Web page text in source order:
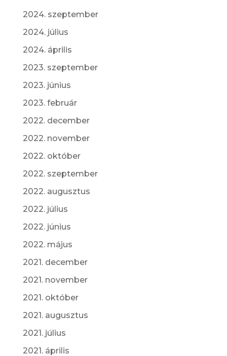
2024. szeptember
2024. július
2024. április
2023. szeptember
2023. június
2023. február
2022. december
2022. november
2022. október
2022. szeptember
2022. augusztus
2022. július
2022. június
2022. május
2021. december
2021. november
2021. október
2021. augusztus
2021. július
2021. április